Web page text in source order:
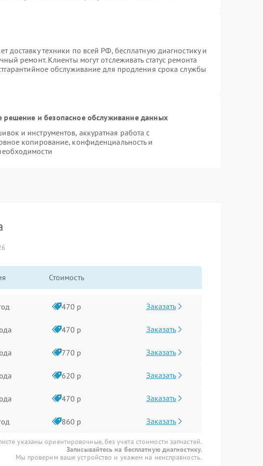
доставку техники по всей РФ, бесплатную диагностику и
ремонт. Клиенты могут отслеживать статус ремонта
обслуживание для продления срока службы
и безопасное обслуживание данных
и инструментов, аккуратная работа с
копирование, конфиденциальность и
Стоимость
470 р Заказать
470 р Заказать
770 р Заказать
620 р Заказать
470 р Заказать
860 р Заказать
указаны ориентировочные, без учета стоимости запчастей.
Записывайтесь на бесплатную диагностику.
Мы проверим ваше устройство и укажем на неисправность.